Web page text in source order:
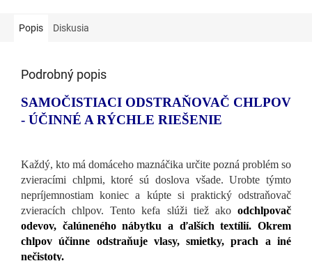
Popis Diskusia
Podrobný popis
SAMOČISTIACI ODSTRAŇOVAČ CHLPOV
- ÚČINNÉ A RÝCHLE RIEŠENIE
Každý, kto má domáceho maznáčika určite pozná problém so
zvieracími chlpmi, ktoré sú doslova všade. Urobte týmto
nepríjemnostiam koniec a kúpte si praktický odstraňovač
zvieracích chlpov. Tentokefa slúži tiež ako odchlpovač
odevov, čalúneného nábytku a ďalších textílií. Okrem
chlpov účinne odstraňuje vlasy, smietky, prach a iné
nečistoty.